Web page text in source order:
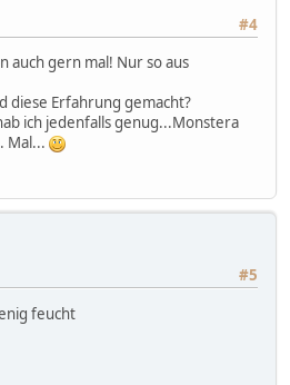
#4
auch gern mal! Nur so aus
diese Erfahrung gemacht?
ich jedenfalls genug...Monstera
Mal...
#5
feucht